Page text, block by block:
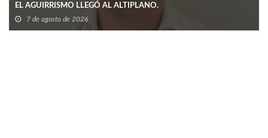
EL AGUIRRISMO LLEGÓ AL ALTIPLANO.
7 de agosto de 2026